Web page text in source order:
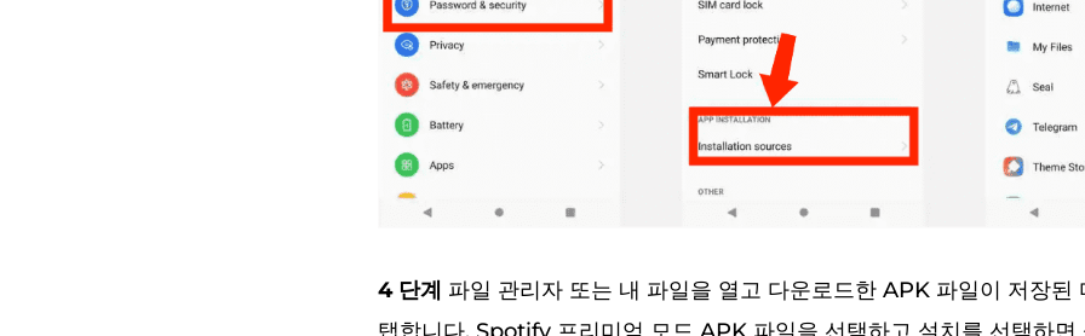
4 단계 파일 관리자 또는 내 파일을 열고 다운로드한 APK 파일이 저장된